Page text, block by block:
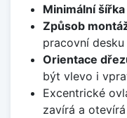
Minimální
Způsob
pracovní desku
Orientace
být vlevo i
Excentrické
zavírá a